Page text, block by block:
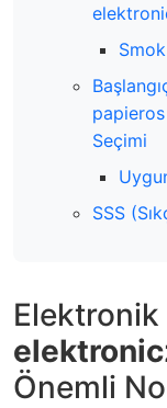
Seçimi
SSS
Elektronik
Önemli